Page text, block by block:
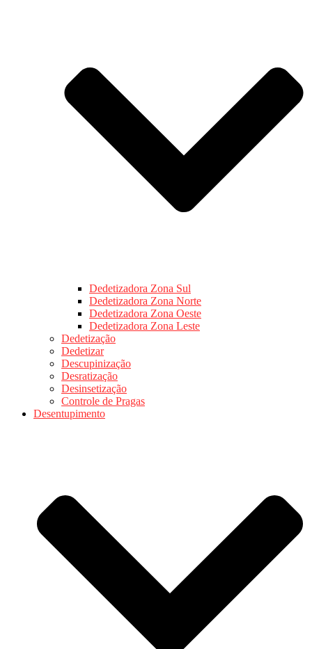
Dedetizadora Zona Sul
Dedetizadora Zona Norte
Dedetizadora Zona Oeste
Dedetizadora Zona Leste
Dedetização
Dedetizar
Descupinização
Desratização
Desinsetização
Controle de Pragas
Desentupimento